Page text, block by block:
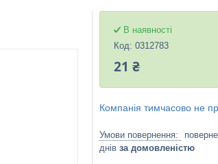
В наявності
Код: 0312783
21 ₴
Компанія тимчасово не
днів за домовленістю